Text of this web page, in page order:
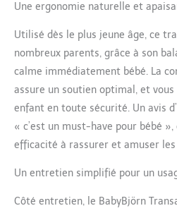
Une ergonomie naturelle et
Utilisé dès le plus jeune âge, ce
nombreux parents, grâce à son
calme immédiatement bébé. La
assure un soutien optimal, et
enfant en toute sécurité. Un avis
« c’est un must-have pour bébé
efficacité à rassurer et amuser
Un entretien simplifié pour un
Côté entretien, le BabyBjörn